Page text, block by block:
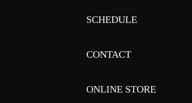
SCHEDULE
CONTACT
ONLINE STORE